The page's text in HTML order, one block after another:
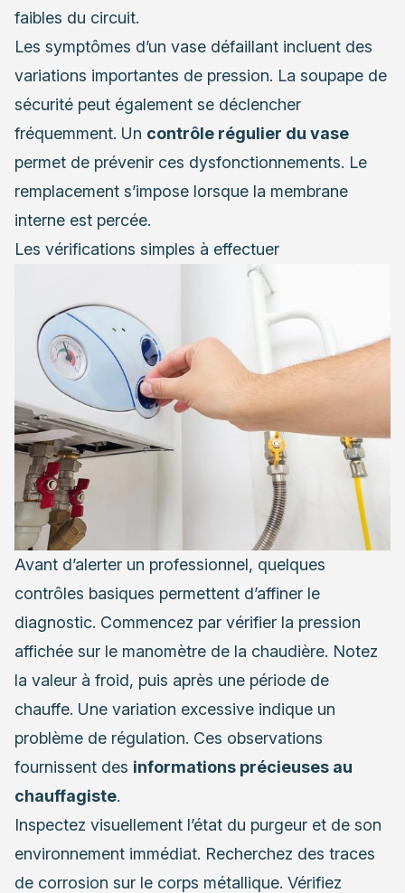
faibles du circuit.
Les symptômes d’un vase défaillant incluent des
variations importantes de pression. La soupape de
sécurité peut également se déclencher
fréquemment. Un contrôle régulier du vase
permet de prévenir ces dysfonctionnements. Le
remplacement s’impose lorsque la membrane
interne est percée.
Les vérifications simples à effectuer
Avant d’alerter un professionnel, quelques
contrôles basiques permettent d’affiner le
diagnostic. Commencez par vérifier la pression
affichée sur le manomètre de la chaudière. Notez
la valeur à froid, puis après une période de
chauffe. Une variation excessive indique un
problème de régulation. Ces observations
fournissent des informations précieuses au
chauffagiste.
Inspectez visuellement l’état du purgeur et de son
environnement immédiat. Recherchez des traces
de corrosion sur le corps métallique. Vérifiez